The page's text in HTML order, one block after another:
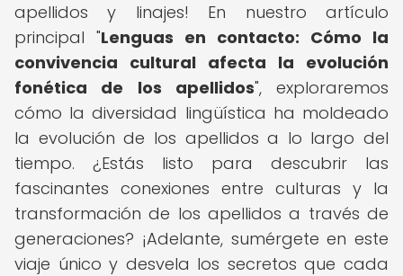
apellidos y linajes! En nuestro artículo
principal "Lenguas en contacto: Cómo la
convivencia cultural afecta la evolución
fonética de los apellidos", exploraremos
cómo la diversidad lingüística ha moldeado
la evolución de los apellidos a lo largo del
tiempo. ¿Estás listo para descubrir las
fascinantes conexiones entre culturas y la
transformación de los apellidos a través de
generaciones? ¡Adelante, sumérgete en este
viaje único y desvela los secretos que cada